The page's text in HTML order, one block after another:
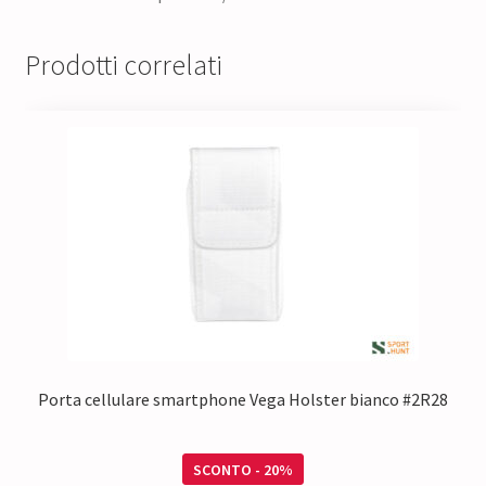
Prodotti correlati
Porta cellulare smartphone Vega Holster bianco #2R28
SCONTO - 20%